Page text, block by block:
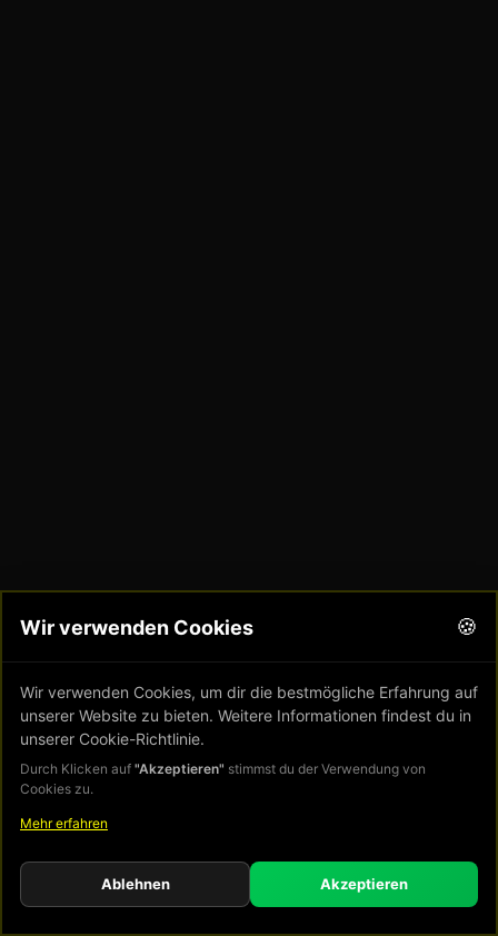
Wir verwenden Cookies 🍪
Wir verwenden Cookies, um dir die bestmögliche Erfahrung auf
unserer Website zu bieten. Weitere Informationen findest du in
unserer Cookie-Richtlinie.
Durch Klicken auf "Akzeptieren" stimmst du der Verwendung von
Cookies zu.
Mehr erfahren
Ablehnen Akzeptieren